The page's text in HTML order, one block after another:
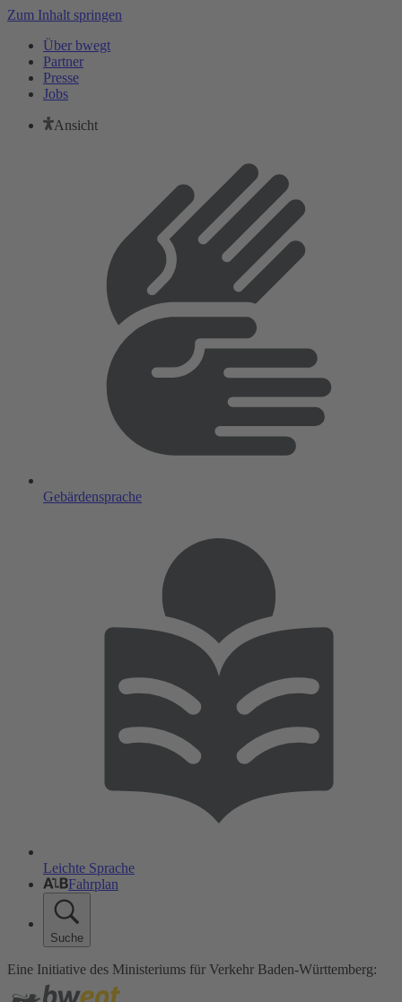
Zum Inhalt springen
Über bwegt
Partner
Presse
Jobs
Ansicht
Gebärdensprache
Leichte Sprache
Fahrplan
Suche
Eine Initiative des Ministeriums für Verkehr Baden-Württemberg: